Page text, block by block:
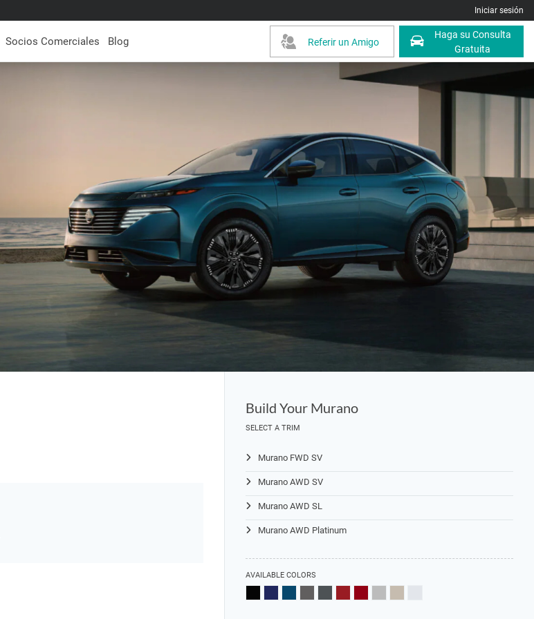
Iniciar sesión
Haga su Consulta
Gratuita
Referir un Amigo
Socios Comerciales Blog
Build Your Murano
SELECT A TRIM
Murano FWD SV
Murano AWD SV
Murano AWD SL
Murano AWD Platinum
AVAILABLE COLORS